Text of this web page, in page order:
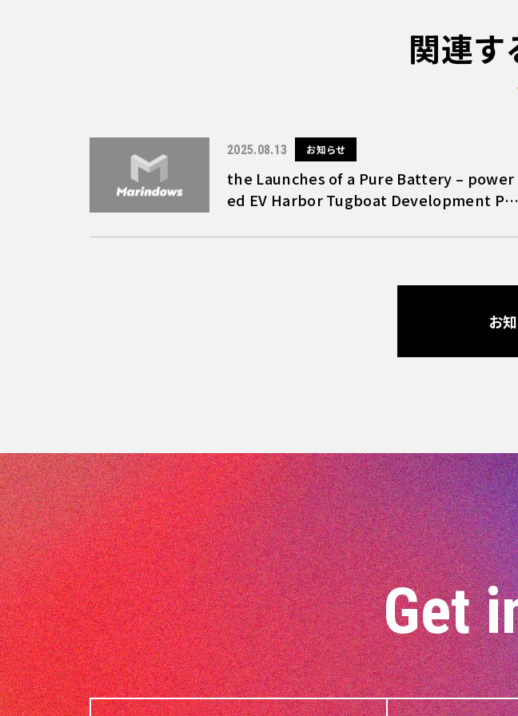
関連す
2025.08.13 お知らせ
the Launches of a Pure Battery – power
ed EV Harbor Tugboat Development Pro
お
Get